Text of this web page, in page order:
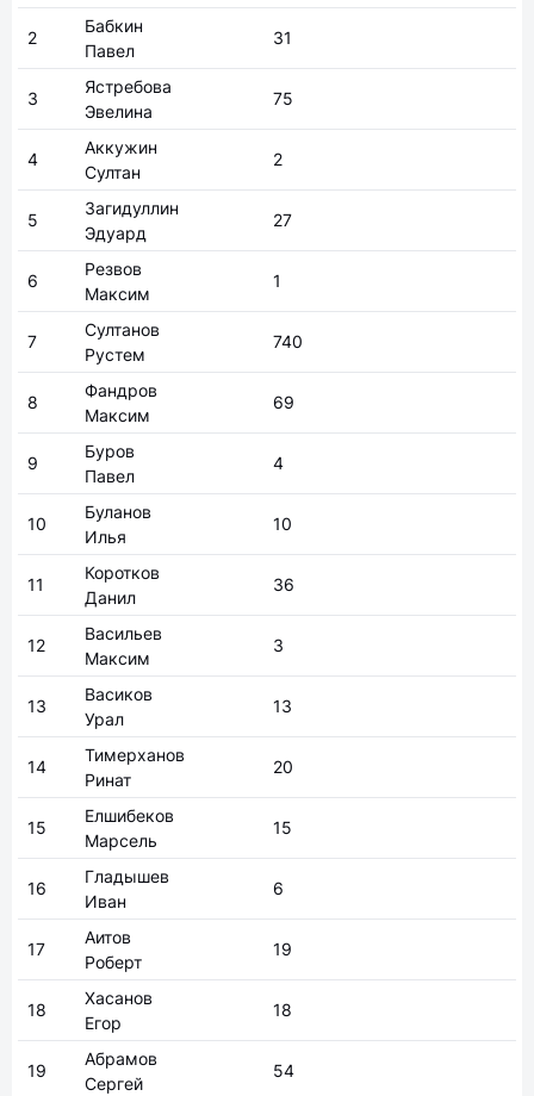
2
Бабкин
Павел
31
3
Ястребова
Эвелина
75
4
Аккужин
Султан
2
5
Загидуллин
Эдуард
27
6
Резвов
Максим
1
7
Султанов
Рустем
740
8
Фандров
Максим
69
9
Буров
Павел
4
10
Буланов
Илья
10
11
Коротков
Данил
36
12
Васильев
Максим
3
13
Васиков
Урал
13
14
Тимерханов
Ринат
20
15
Елшибеков
Марсель
15
16
Гладышев
Иван
6
17
Аитов
Роберт
19
18
Хасанов
Егор
18
19
Абрамов
Сергей
54